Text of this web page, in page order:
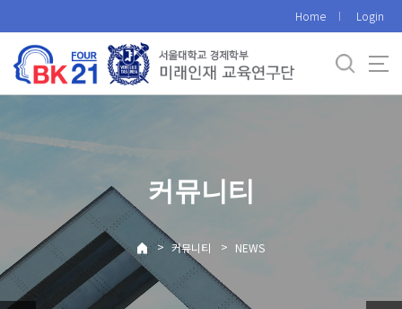
로
메
Home Login
커뮤니티
> 커뮤니티 > NEWS